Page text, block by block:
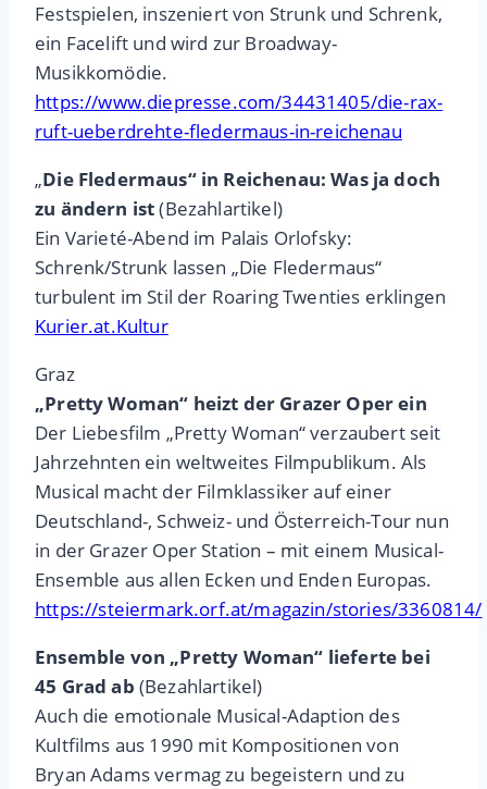
Festspielen, inszeniert von Strunk und Schrenk,
ein Facelift und wird zur Broadway-
Musikkomödie.
https://www.diepresse.com/34431405/die-rax-
ruft-ueberdrehte-fledermaus-in-reichenau
„Die Fledermaus“ in Reichenau: Was ja doch
zu ändern ist(Bezahlartikel)
Ein Varieté-Abend im Palais Orlofsky:
Schrenk/Strunk lassen „Die Fledermaus“
turbulent im Stil der Roaring Twenties erklingen
Kurier.at.Kultur
Graz
„Pretty Woman“ heizt der Grazer Oper ein
Der Liebesfilm „Pretty Woman“ verzaubert seit
Jahrzehnten ein weltweites Filmpublikum. Als
Musical macht der Filmklassiker auf einer
Deutschland-, Schweiz- und Österreich-Tour nun
in der Grazer Oper Station – mit einem Musical-
Ensemble aus allen Ecken und Enden Europas.
https://steiermark.orf.at/magazin/stories/3360814/
Ensemble von „Pretty Woman“ lieferte bei
45 Grad ab (Bezahlartikel)
Auch die emotionale Musical-Adaption des
Kultfilms aus 1990 mit Kompositionen von
Bryan Adams vermag zu begeistern und zu